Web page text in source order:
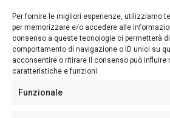
Per fornire le migliori esperienze, utilizziamo
per memorizzare e/o accedere alle
consenso a queste tecnologie ci permetterà
comportamento di navigazione o ID unici su
acconsentire o ritirare il consenso può
caratteristiche e funzioni.
Funzionale
nostro passato e, soprattutto, al nostro
Follow Us